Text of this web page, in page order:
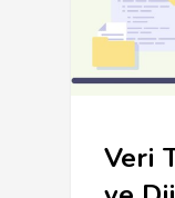
Veri